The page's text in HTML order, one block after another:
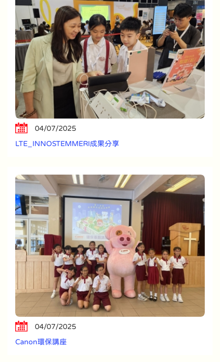
04/07/2025
LTE_INNOSTEMMERI成果分享
04/07/2025
Canon環保講座